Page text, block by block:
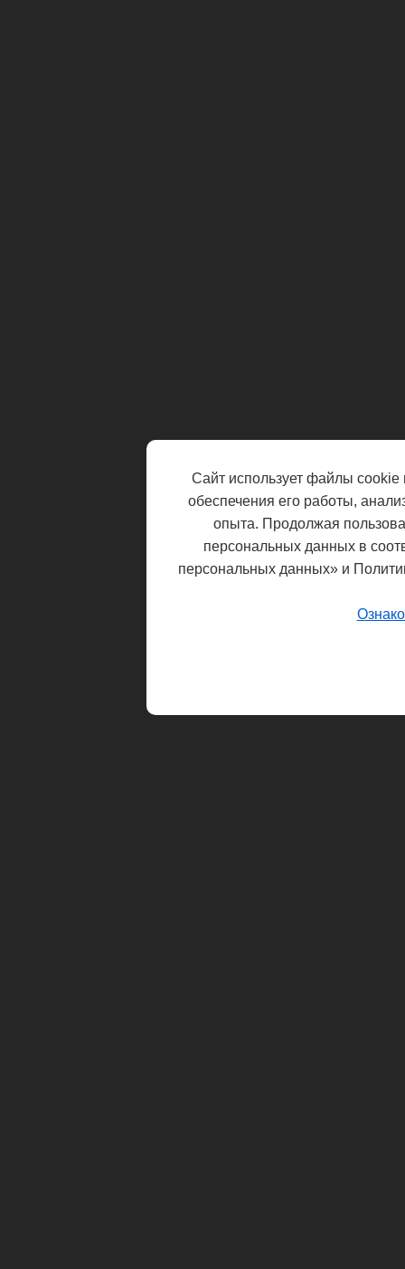
Сайт использует файлы cookie
обеспечения его работы,
опыта. Продолжая
персональных данных в
персональных данных» и